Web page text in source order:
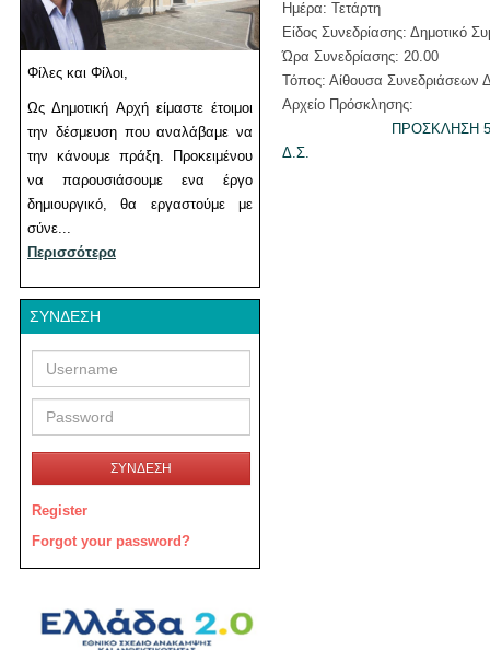
Φίλες και Φίλοι,
Ως Δημοτική Αρχή είμαστε έτοιμοι
την δέσμευση που αναλάβαμε να
την κάνουμε πράξη. Προκειμένου
να παρουσιάσουμε ενα έργο
δημιουργικό, θα εργαστούμε με
σύνε...
Περισσότερα
ΣΎΝΔΕΣΗ
ΣΥΝΔΕΣΗ
Register
Forgot your password?
Ημέρα: Τετάρτη
Είδος Συνεδρίασης: Δημοτικό
Ώρα Συνεδρίασης: 20.00
Τόπος: Αίθουσα Συνεδριάσεων
Αρχείο Πρόσκλησης:
ΠΡΟΣΚΛΗΣΗ
Δ.Σ.